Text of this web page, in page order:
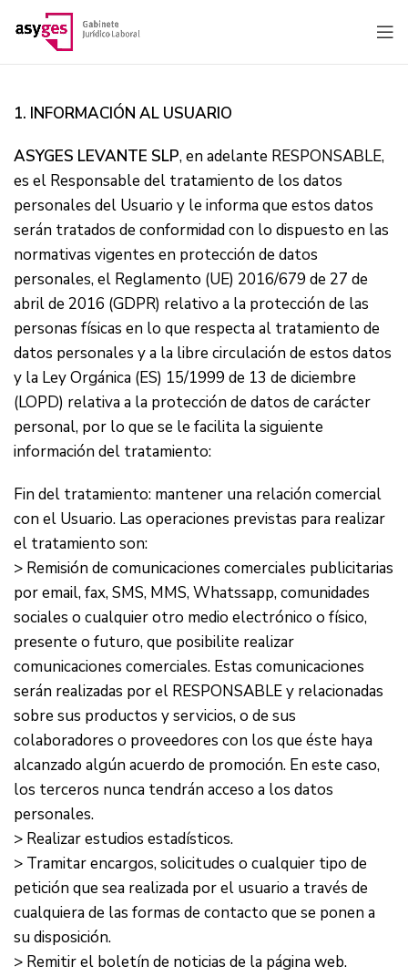
1. INFORMACIÓN AL USUARIO
ASYGES LEVANTE SLP, en adelante RESPONSABLE,
es el Responsable del tratamiento de los datos
personales del Usuario y le informa que estos datos
serán tratados de conformidad con lo dispuesto en las
normativas vigentes en protección de datos
personales, el Reglamento (UE) 2016/679 de 27 de
abril de 2016 (GDPR) relativo a la protección de las
personas físicas en lo que respecta al tratamiento de
datos personales y a la libre circulación de estos datos
y la Ley Orgánica (ES) 15/1999 de 13 de diciembre
(LOPD) relativa a la protección de datos de carácter
personal, por lo que se le facilita la siguiente
información del tratamiento:
Fin del tratamiento: mantener una relación comercial
con el Usuario. Las operaciones previstas para realizar
el tratamiento son:
> Remisión de comunicaciones comerciales publicitarias
por email, fax, SMS, MMS, Whatssapp, comunidades
sociales o cualquier otro medio electrónico o físico,
presente o futuro, que posibilite realizar
comunicaciones comerciales. Estas comunicaciones
serán realizadas por el RESPONSABLE y relacionadas
sobre sus productos y servicios, o de sus
colaboradores o proveedores con los que éste haya
alcanzado algún acuerdo de promoción. En este caso,
los terceros nunca tendrán acceso a los datos
personales.
> Realizar estudios estadísticos.
> Tramitar encargos, solicitudes o cualquier tipo de
petición que sea realizada por el usuario a través de
cualquiera de las formas de contacto que se ponen a
su disposición.
> Remitir el boletín de noticias de la página web.